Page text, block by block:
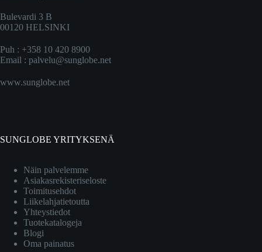
Bulevardi 3 B
00120 HELSINKI
Puh : +358 10 420 8900
Email : palvelu@sunglobe.net
www.sunglobe.net
SUNGLOBE YRITYKSENÄ
Näin palvelemme
Asiakasrekisteriseloste
Toimitusehdot
Liikelahjatietoutta
Yhteystiedot
Tuotekatalogeja
Blogi
Oma painatus